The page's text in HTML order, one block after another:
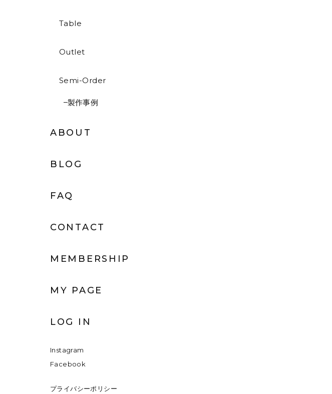
Table
Outlet
Semi-Order
製作事例
ABOUT
BLOG
FAQ
CONTACT
MEMBERSHIP
MY PAGE
LOG IN
Instagram
Facebook
プライバシーポリシー